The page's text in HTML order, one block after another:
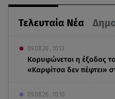
Τελευταία Νέα
09.08.26 , 10:13
Κορυφώνεται η έξοδος
«Καρφίτσα δεν πέφτει»
09.08.26 , 10:10